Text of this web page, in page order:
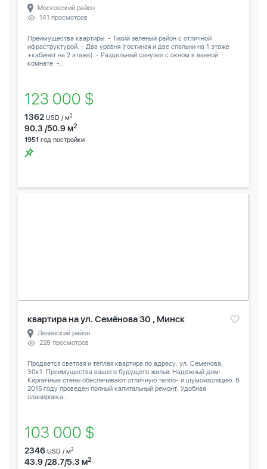
Московский район
141 просмотров
Преимущества квартиры: - Тихий зеленый район с отличной
ифраструктурой. - Два уровня (гостиная и две спальни на 1 этаже
+кабинет на 2 этаже). - Раздельный санузел с окном в ванной
комнате. -...
123 000 $
1362 USD / м2
90.3 /50.9 м2
1951 год постройки
квартира на ул. Семёнова 30 , Минск
Ленинский район
228 просмотров
Продается светлая и теплая квартира по адресу: ул. Семенова,
30к1. Преимущества вашего будущего жилья: Надежный дом:
Кирпичные стены обеспечивают отличную тепло- и шумоизоляцию. В
2015 году проведен полный капитальный ремонт. Удобная
планировка:...
103 000 $
2346 USD / м2
43.9 /28.7/5.3 м2